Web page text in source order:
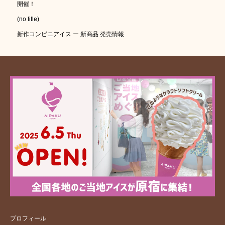
開催！
(no title)
新作コンビニアイス ー 新商品 発売情報
プロフィール